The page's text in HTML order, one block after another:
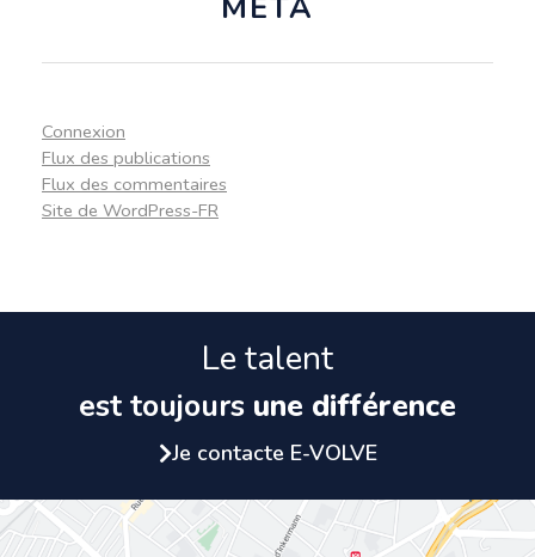
MÉTA
Connexion
Flux des publications
Flux des commentaires
Site de WordPress-FR
Le talent
est toujours une différence
Je contacte E-VOLVE